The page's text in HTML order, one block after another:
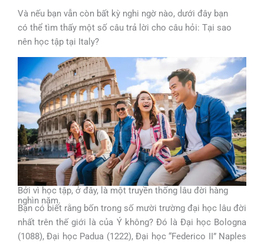
Và nếu bạn vẫn còn bất kỳ nghi ngờ nào, dưới đây bạn
có thể tìm thấy một số câu trả lời cho câu hỏi: Tại sao
nên học tập tại Italy?
Bởi vì học tập, ở đây, là một truyền thống lâu đời hàng
nghìn năm.
Bạn có biết rằng bốn trong số mười trường đại học lâu đời
nhất trên thế giới là của Ý không? Đó là Đại học Bologna
(1088), Đại học Padua (1222), Đại học “Federico II” Naples